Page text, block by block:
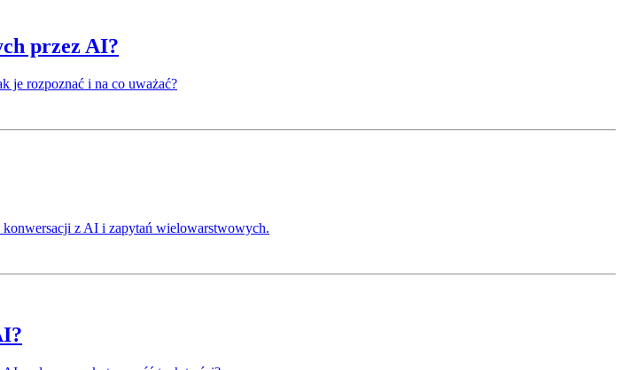
przez AI?
je rozpoznać i na co uważać?
konwersacji z AI i zapytań wielowarstwowych.